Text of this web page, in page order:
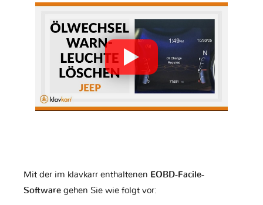
Jaguar Jeep KTM
Kawasaki Lada
Lifan
Mit der im klavkarr enthaltenen EOBD-Facile-
Software gehen Sie wie folgt vor: